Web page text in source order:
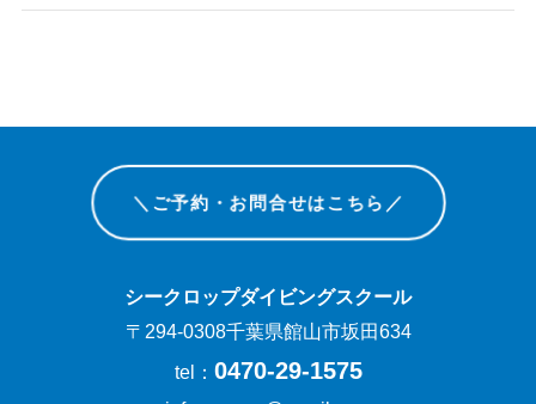
＼ご予約・お問合せはこちら／
シークロップダイビングスクール
〒294-0308千葉県館山市坂田634
tel： 0470-29-1575